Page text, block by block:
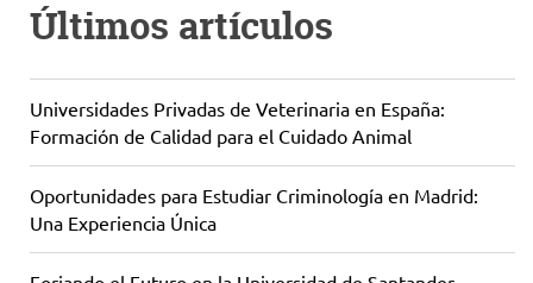
Últimos artículos
Universidades Privadas de Veterinaria en España:
Formación de Calidad para el Cuidado Animal
Oportunidades para Estudiar Criminología en Madrid:
Una Experiencia Única